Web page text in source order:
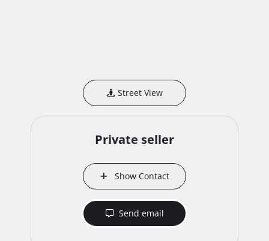
Street View
Private seller
Show Contact
Send email